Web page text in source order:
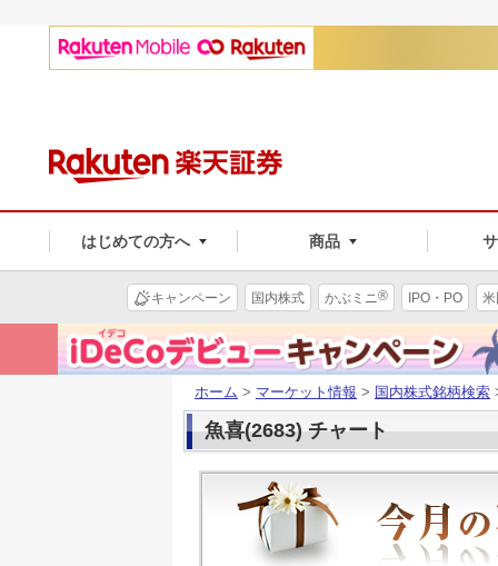
はじめての方へ 商品
キャンペーン 国内株式 かぶミニ® IPO・PO
ホーム > マーケット情報 > 国内株式銘柄検索
魚喜(2683) チャート